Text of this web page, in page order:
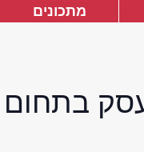
מתכונים
בתחום